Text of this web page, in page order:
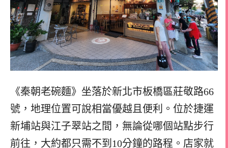
《秦朝老碗麵》坐落於新北市板橋區莊敬路66
號，地理位置可說相當優越且便利。位於捷運
新埔站與江子翠站之間，無論從哪個站點步行
前往，大約都只需不到10分鐘的路程。店家就